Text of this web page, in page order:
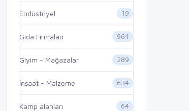
Endüstriyel 19
Gıda Firmaları 964
Giyim - Mağazalar 289
İnşaat - Malzeme 634
Kamp alanları 64